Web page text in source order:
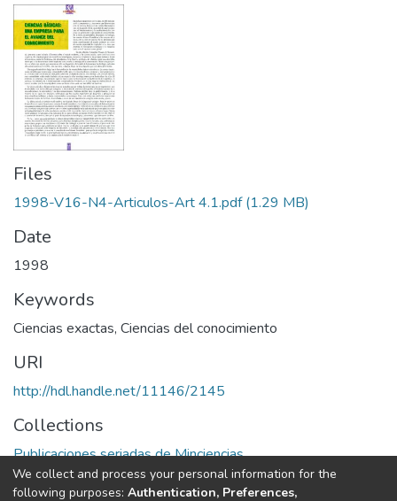
Files
1998-V16-N4-Articulos-Art 4.1.pdf(1.29 MB)
Date
1998
Keywords
Ciencias exactas, Ciencias del conocimiento
URI
http://hdl.handle.net/11146/2145
Collections
Publicaciones seriadas de Minciencias
Full item page
We collect and process your personal information for the
following purposes: Authentication, Preferences,